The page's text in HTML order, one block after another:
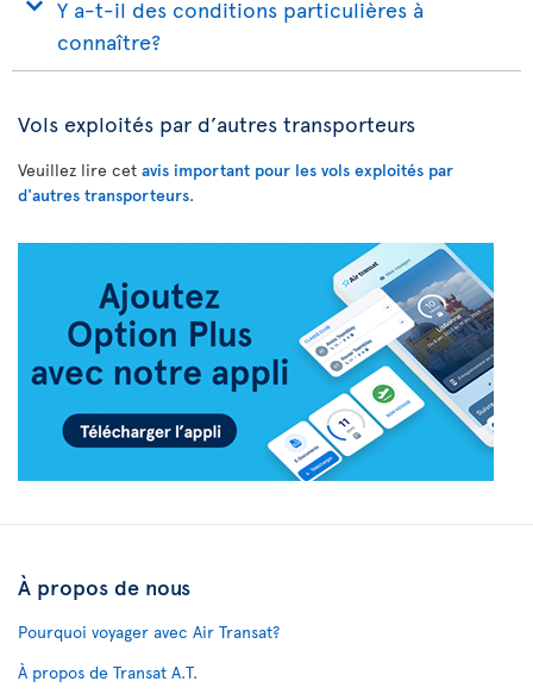
Y a-t-il des conditions particulières à
connaître?
Vols exploités par d’autres transporteurs
Veuillez lire cet avis important pour les vols exploités par
d'autres transporteurs.
À propos de nous
Pourquoi voyager avec Air Transat?
À propos de Transat A.T.